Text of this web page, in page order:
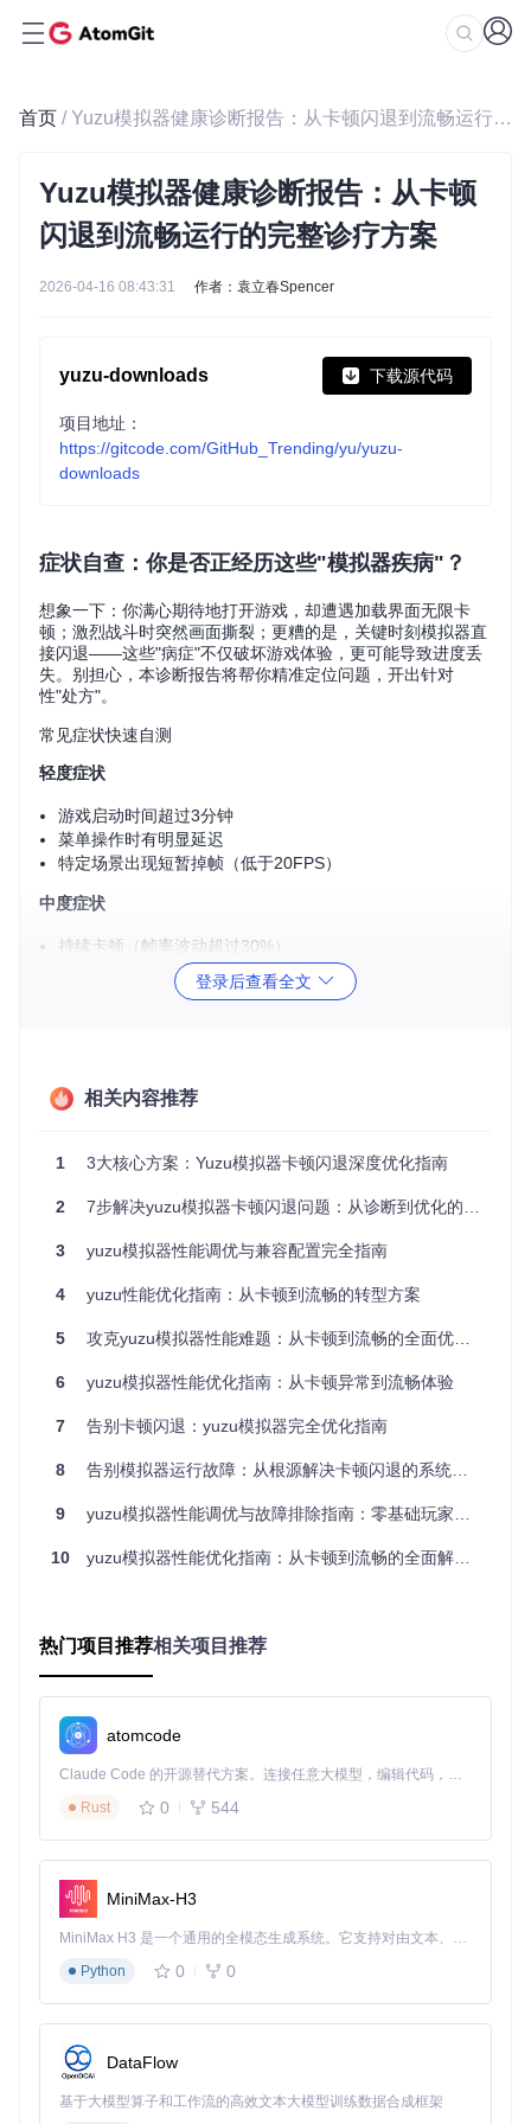
首页 / Yuzu模拟器健康诊断报告：从卡顿闪退到流畅运行的完整诊疗方案
Yuzu模拟器健康诊断报告：从卡顿
闪退到流畅运行的完整诊疗方案
2026-04-16 08:43:31 作者：袁立春Spencer
yuzu-downloads 下载源代码
项目地址：
https://gitcode.com/GitHub_Trending/yu/yuzu-
downloads
症状自查：你是否正经历这些"模拟器疾病"？
想象一下：你满心期待地打开游戏，却遭遇加载界面无限卡
顿；激烈战斗时突然画面撕裂；更糟的是，关键时刻模拟器直
接闪退——这些"病症"不仅破坏游戏体验，更可能导致进度丢
失。别担心，本诊断报告将帮你精准定位问题，开出针对
性"处方"。
常见症状快速自测
轻度症状
游戏启动时间超过3分钟
菜单操作时有明显延迟
特定场景出现短暂掉帧（低于20FPS）
中度症状
持续卡顿（帧率波动超过30%）
画面出现纹理错误或颜色异常
运行1小时内出现1-2次闪退
频繁出现图形渲染错误
病因诊断：模拟器问题的三大根源
版本兼容性失调
Yuzu模拟器如同精密仪器，不同版本对硬件和游戏的适配性差
据，发现：
2024-02-27版本：稳定性最佳但性能较弱，适合老旧硬件
优异
2024-03-03版本：平衡型选择，中端配置首选
硬件资源失衡
就像人体需要均衡营养，模拟器也需要合理的硬件资源分配：
CPU瓶颈：表现为加载缓慢、人物动作卡顿
内存短缺：引发频繁闪退、缓存错误
治疗方案：三步康复计划
第一步：版本适配治疗
根据你的硬件"体质"选择合适版本：
基础配置设备（CPU四核以下，显卡4GB显存）
中等配置设备（CPU六核，显卡6GB显存）
高端配置设备（CPU八核以上，显卡8GB显存）
第二步：系统环境调理
为Yuzu预留至少4GB内存（任务管理器>详细信息>设置优
先级为"高"）
关闭后台自动更新和杀毒软件实时扫描
登录后查看全文
相关内容推荐
1 3大核心方案：Yuzu模拟器卡顿闪退深度优化指南
2 7步解决yuzu模拟器卡顿闪退问题：从诊断到优化的完整方案
3 yuzu模拟器性能调优与兼容配置完全指南
4 yuzu性能优化指南：从卡顿到流畅的转型方案
5 攻克yuzu模拟器性能难题：从卡顿到流畅的全面优化指南
6 yuzu模拟器性能优化指南：从卡顿异常到流畅体验
7 告别卡顿闪退：yuzu模拟器完全优化指南
8 告别模拟器运行故障：从根源解决卡顿闪退的系统优化指南
9 yuzu模拟器性能调优与故障排除指南：零基础玩家的卡顿闪退解决方案
10 yuzu模拟器性能优化指南：从卡顿到流畅的全面解决方案
热门项目推荐相关项目推荐
atomcode
Claude Code 的开源替代方案。连接任意大模型，编辑代码，运行命令，自动验证 — 全自动执行。用 Rust 构建，极致性能。 ｜ An open-source alternative to Claude Code. Connect any LLM, edit code, run commands, and verify changes — autonomously. Built in Rust for speed. Get Started
Rust
0 544
MiniMax-H3
MiniMax H3 是一个通用的全模态生成系统。它支持对由文本、图像、视频和音频组成的多模态上下文进行统一理解，并能生成分辨率高达 2K、时长可达 15 秒的带原生立体声音频的视频。得益于面向任务泛化的系统设计，H3 在预训练阶段就已具备广泛的多模态上下文理解与生成能力，能够出色地执行复杂的多模态指令。
Python
0 0
DataFlow
基于大模型算子和工作流的高效文本大模型训练数据合成框架